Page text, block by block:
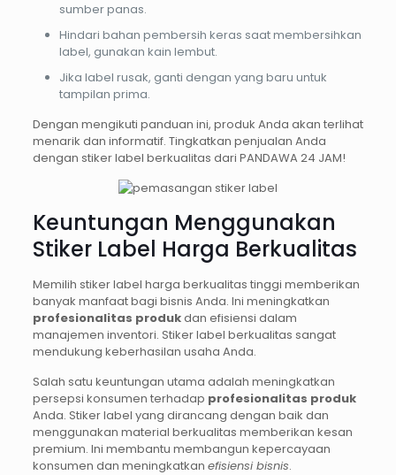
sumber panas.
Hindari bahan pembersih keras saat membersihkan
label, gunakan kain lembut.
Jika label rusak, ganti dengan yang baru untuk
tampilan prima.
Dengan mengikuti panduan ini, produk Anda akan terlihat
menarik dan informatif. Tingkatkan penjualan Anda
dengan stiker label berkualitas dari PANDAWA 24 JAM!
Keuntungan Menggunakan
Stiker Label Harga Berkualitas
Memilih stiker label harga berkualitas tinggi memberikan
banyak manfaat bagi bisnis Anda. Ini meningkatkan
profesionalitas produkdan efisiensi dalam
manajemen inventori. Stiker label berkualitas sangat
mendukung keberhasilan usaha Anda.
Salah satu keuntungan utama adalah meningkatkan
persepsi konsumen terhadap profesionalitas produk
Anda. Stiker label yang dirancang dengan baik dan
menggunakan material berkualitas memberikan kesan
premium. Ini membantu membangun kepercayaan
konsumen dan meningkatkan efisiensi bisnis.